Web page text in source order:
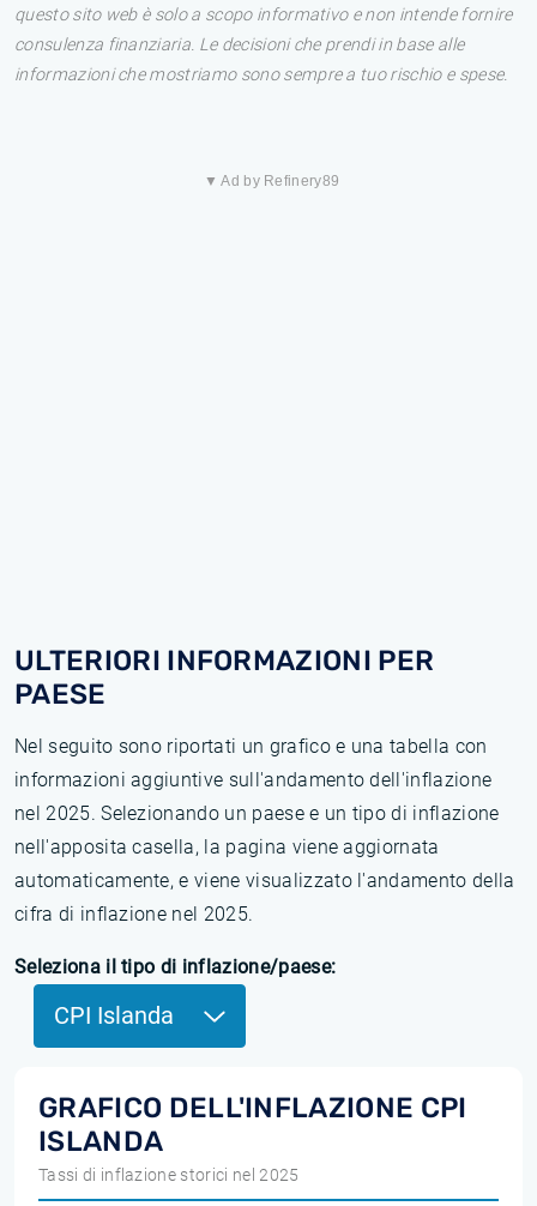
questo sito web è solo a scopo informativo e non intende fornire
consulenza finanziaria. Le decisioni che prendi in base alle
informazioni che mostriamo sono sempre a tuo rischio e spese.
▼ Ad by Refinery89
ULTERIORI INFORMAZIONI PER
PAESE
Nel seguito sono riportati un grafico e una tabella con
informazioni aggiuntive sull'andamento dell'inflazione
nel 2025. Selezionando un paese e un tipo di inflazione
nell'apposita casella, la pagina viene aggiornata
automaticamente, e viene visualizzato l'andamento della
cifra di inflazione nel 2025.
Seleziona il tipo di inflazione/paese:
CPI Islanda
GRAFICO DELL'INFLAZIONE CPI
ISLANDA
Tassi di inflazione storici nel 2025